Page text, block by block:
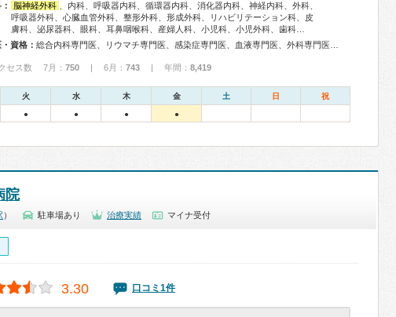
脳神経外科
、内科、呼吸器内科、循環器内科、消化器内科、神経内科、外科、
呼吸器外科、心臓血管外科、整形外科、形成外科、リハビリテーション科、皮
膚科、泌尿器科、眼科、耳鼻咽喉科、産婦人科、小児科、小児外科、歯科…
資格：
セス数 7月： 750 | 6月： 743 | 年間： 8,419
火 水 木 金 土 日 祝
● ● ● ●
院
） 駐車場あり 治療実績 マイナ受付
3.30 口コミ1件